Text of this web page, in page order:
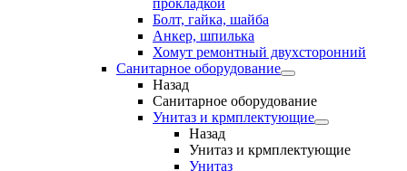
прокладкой
Болт, гайка, шайба
Анкер, шпилька
Хомут ремонтный двухсторонний
Санитарное оборудование
Назад
Санитарное оборудование
Унитаз и крмплектующие
Назад
Унитаз и крмплектующие
Унитаз